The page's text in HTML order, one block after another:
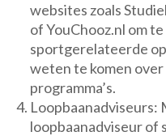
websites zoals
of YouChooz.nl om
sportgerelateerde
weten te komen over
programma’s.
Loopbaanadviseurs:
loopbaanadviseur of